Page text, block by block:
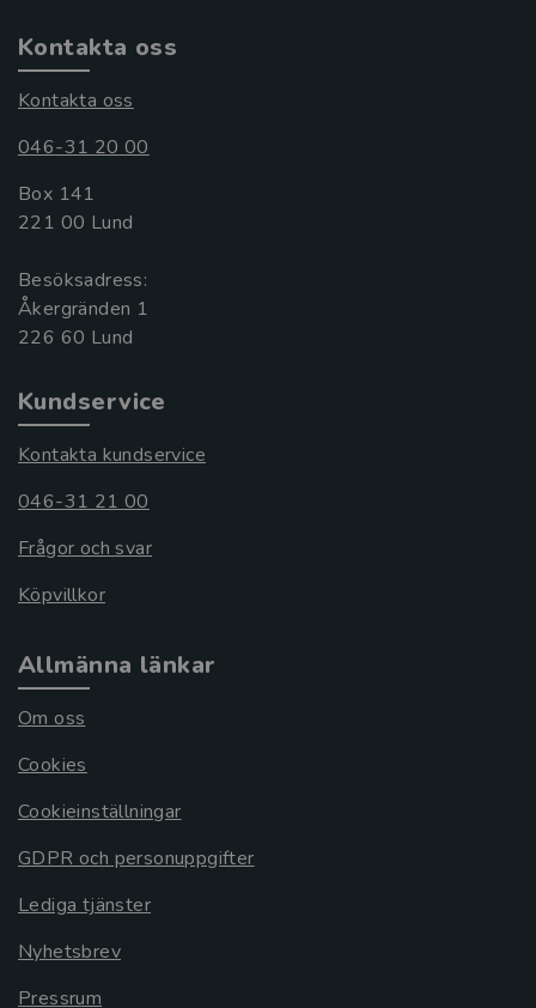
Kontakta oss
Kontakta oss
046-31 20 00
Box 141
221 00 Lund
Besöksadress:
Åkergränden 1
Kundservice
Kontakta kundservice
046-31 21 00
Frågor och svar
Köpvillkor
Allmänna länkar
Om oss
Cookies
Cookieinställningar
GDPR och personuppgifter
Lediga tjänster
Nyhetsbrev
Pressrum